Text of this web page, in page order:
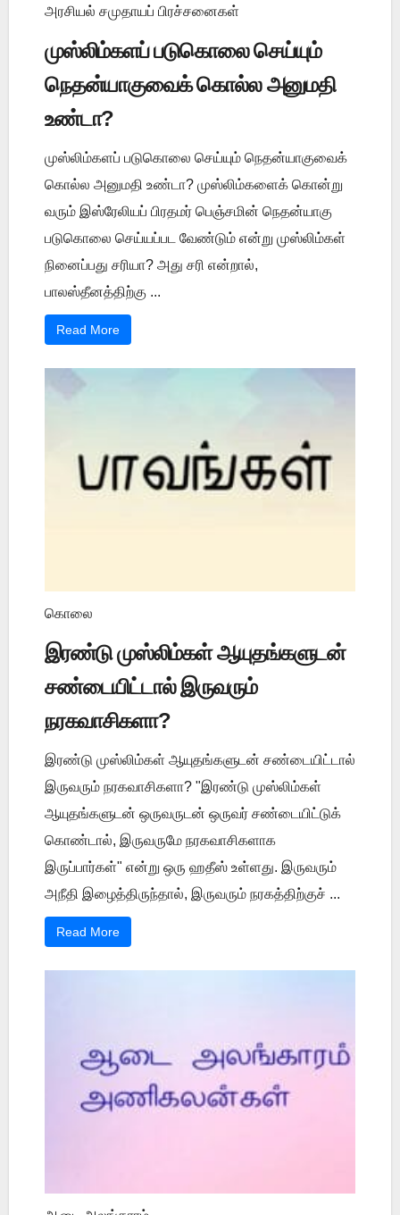
அரசியல் சமுதாயப் பிரச்சனைகள்
முஸ்லிம்களப் படுகொலை செய்யும்
நெதன்யாகுவைக் கொல்ல அனுமதி
உண்டா?
முஸ்லிம்களப் படுகொலை செய்யும் நெதன்யாகுவைக்
கொல்ல அனுமதி உண்டா? முஸ்லிம்களைக் கொன்று
வரும் இஸ்ரேலியப் பிரதமர் பெஞ்சமின் நெதன்யாகு
படுகொலை செய்யப்பட வேண்டும் என்று முஸ்லிம்கள்
நினைப்பது சரியா? அது சரி என்றால்,
பாலஸ்தீனத்திற்கு ...
Read More
கொலை
இரண்டு முஸ்லிம்கள் ஆயுதங்களுடன்
சண்டையிட்டால் இருவரும்
நரகவாசிகளா?
இரண்டு முஸ்லிம்கள் ஆயுதங்களுடன் சண்டையிட்டால்
இருவரும் நரகவாசிகளா? "இரண்டு முஸ்லிம்கள்
ஆயுதங்களுடன் ஒருவருடன் ஒருவர் சண்டையிட்டுக்
கொண்டால், இருவருமே நரகவாசிகளாக
இருப்பார்கள்" என்று ஒரு ஹதீஸ் உள்ளது. இருவரும்
அநீதி இழைத்திருந்தால், இருவரும் நரகத்திற்குச் ...
Read More